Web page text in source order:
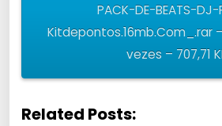
PACK-DE-BEATS-
Kitdepontos.16mb.Com_.rar
vezes – 707,71
Related Posts: